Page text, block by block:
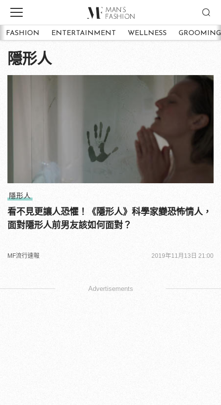
FASHION ENTERTAINMENT WELLNESS GROOMING
隱形人
隱形人
看不見更讓人恐懼！《隱形人》科學家變恐怖情人，
面對隱形人前男友該如何面對？
MF流行速報 2019年11月13日 21:00
Advertisements